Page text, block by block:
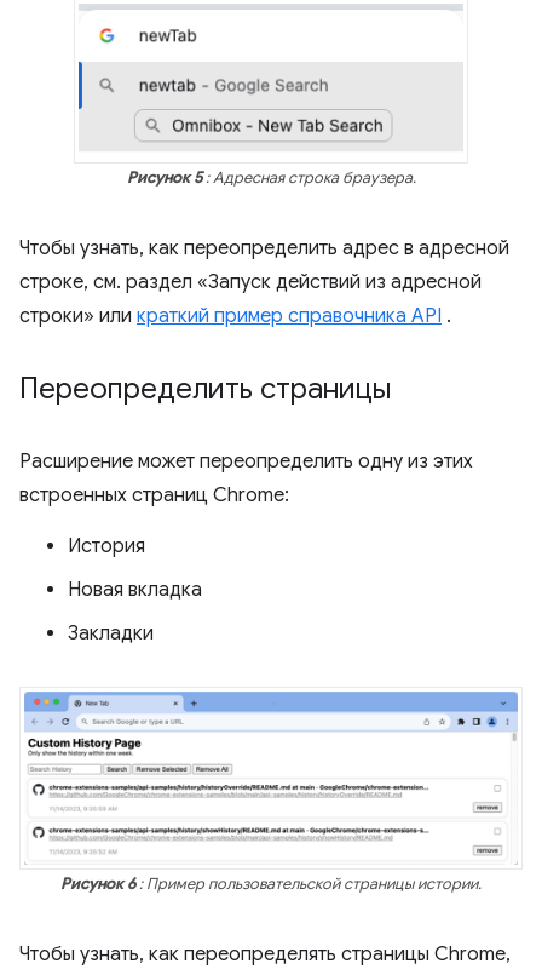
Рисунок 5: Адресная строка браузера.
Чтобы узнать, как переопределить адрес в адресной
строке, см. раздел «Запуск действий из адресной
строки» или краткий пример справочника API .
Переопределить страницы
Расширение может переопределить одну из этих
встроенных страниц Chrome:
История
Новая вкладка
Закладки
Рисунок 6: Пример пользовательской страницы истории.
Чтобы узнать, как переопределять страницы Chrome,